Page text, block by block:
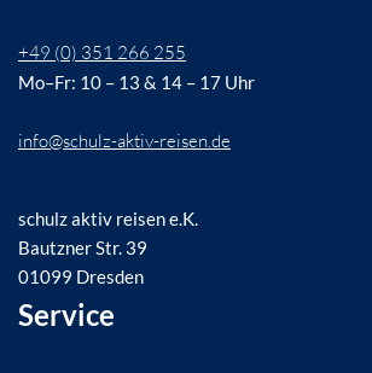
+49 (0) 351 266 255
Mo–Fr: 10 – 13 & 14 – 17 Uhr
info@schulz-aktiv-reisen.de
schulz aktiv reisen e.K.
Bautzner Str. 39
01099 Dresden
Service